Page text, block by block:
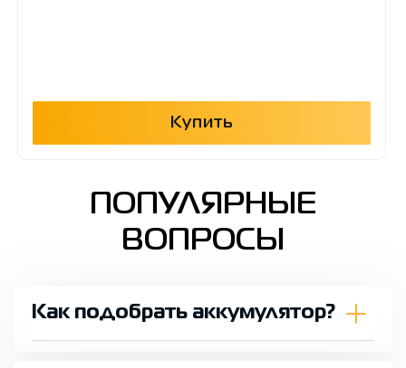
Купить
ПОПУЛЯРНЫЕ
ВОПРОСЫ
Как подобрать аккумулятор?